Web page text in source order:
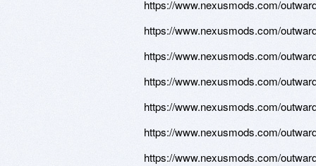
https://www.nexusmods.com/
https://www.nexusmods.com/
https://www.nexusmods.com/
https://www.nexusmods.com/
https://www.nexusmods.com/
https://www.nexusmods.com/
https://www.nexusmods.com/